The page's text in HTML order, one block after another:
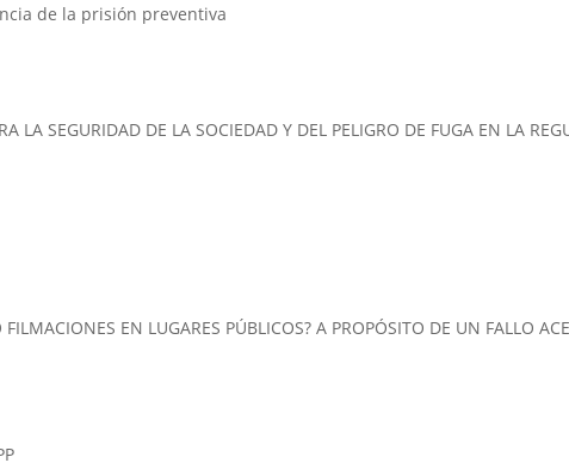
de la prisión preventiva
LA SEGURIDAD DE LA SOCIEDAD Y DEL PELIGRO DE FUGA EN LA
EN LUGARES PÚBLICOS? A PROPÓSITO DE UN FALLO